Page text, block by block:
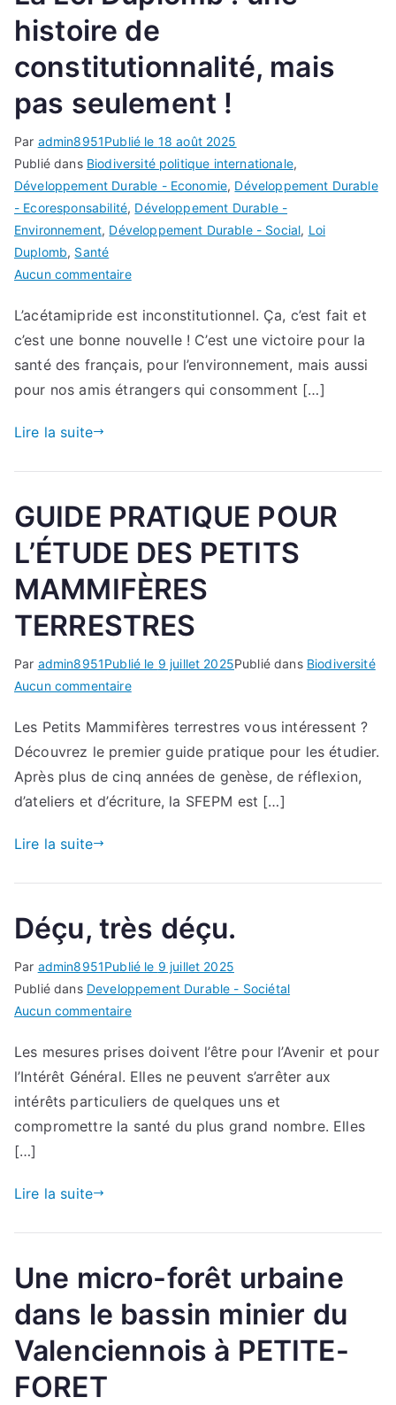
Charte
de
l’Environnement.
drôle
d’idée
histoire de
constitutionnalité, mais
pas seulement !
Par admin8951Publié le 18 août 2025
Publié dans Biodiversité politique internationale,
Développement Durable - Economie, Développement Durable
- Ecoresponsabilité, Développement Durable -
Environnement, Développement Durable - Social, Loi
Duplomb, Santé
Aucun commentairesur
Duplomb
–
Episode
1
Duplomb :
histoire
de
constitutionnalité,
mais
seulement !
L’acétamipride est inconstitutionnel. Ça, c’est fait et
c’est une bonne nouvelle ! C’est une victoire pour la
santé des français, pour l’environnement, mais aussi
pour nos amis étrangers qui consomment […]
Lire la suite
GUIDE PRATIQUE POUR
L’ÉTUDE DES PETITS
MAMMIFÈRES
TERRESTRES
Par admin8951Publié le 9 juillet 2025Publié dans Biodiversité
Aucun commentairesur
PRATIQUE
POUR
L’ÉTUDE
DES
Les Petits Mammifères terrestres vous intéressent ?
Découvrez le premier guide pratique pour les étudier.
Après plus de cinq années de genèse, de réflexion,
d’ateliers et d’écriture, la SFEPM est […]
Lire la suite
Déçu, très déçu.
Par admin8951Publié le 9 juillet 2025
Publié dans Developpement Durable - Sociétal
Aucun commentairesur
très
déçu.
Les mesures prises doivent l’être pour l’Avenir et pour
l’Intérêt Général. Elles ne peuvent s’arrêter aux
intérêts particuliers de quelques uns et
compromettre la santé du plus grand nombre. Elles
[…]
Lire la suite
Une micro-forêt urbaine
dans le bassin minier du
Valenciennois à PETITE-
FORET